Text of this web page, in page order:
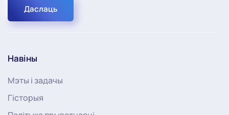
Даслаць
Навіны
Мэты і задачы
Гісторыя